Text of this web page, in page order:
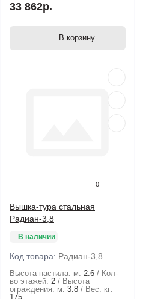
33 862р.
В корзину
0
Вышка-тура стальная
Радиан-3,8
В наличии
Код товара: Радиан-3,8
Высота настила. м: 2.6
Кол-
во этажей: 2
Высота
ограждения. м: 3.8
Вес. кг:
175